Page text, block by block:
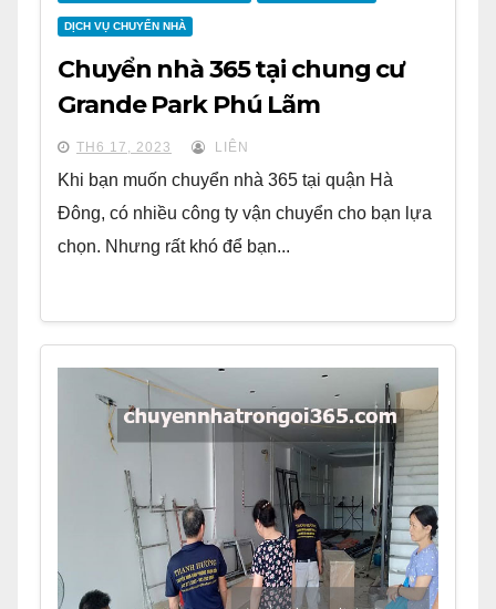
DỊCH VỤ CHUYỂN NHÀ
Chuyển nhà 365 tại chung cư
Grande Park Phú Lãm
TH6 17, 2023 LIÊN
Khi bạn muốn chuyển nhà 365 tại quận Hà
Đông, có nhiều công ty vận chuyển cho bạn lựa
chọn. Nhưng rất khó để bạn...